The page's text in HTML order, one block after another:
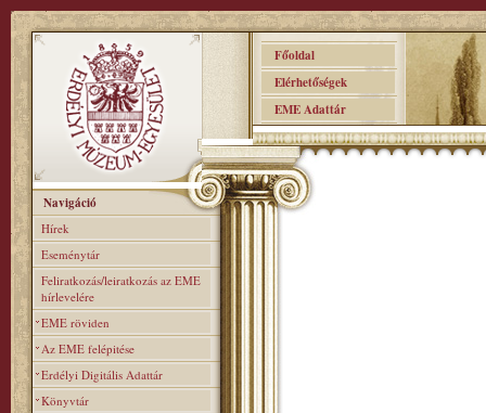
Főoldal
Elérhetőségek
EME Adattár
Navigáció
Hírek
Eseménytár
Feliratkozás/leiratkozás az EME
hírlevelére
EME röviden
Az EME felépitése
Erdélyi Digitális Adattár
Könyvtár